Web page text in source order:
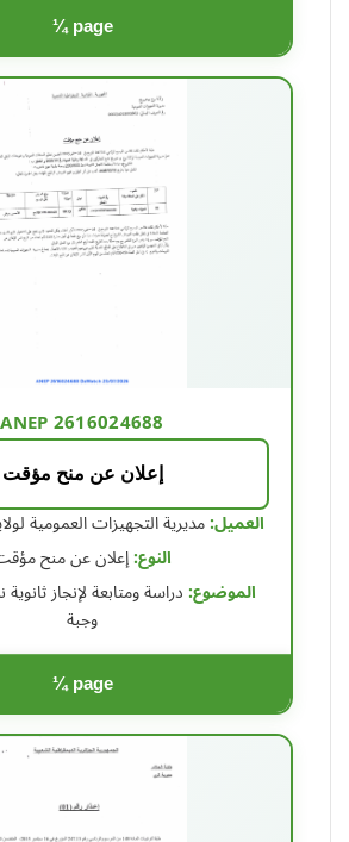
¼ page
ANEP 2616024688
إعلان عن منح مؤقت
العميل:مديرية التجهيزات العمومية
النوع:إعلان عن منح
الموضوع:
وجبة
¼ page